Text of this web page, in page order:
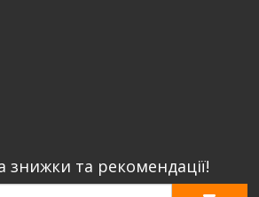
знижки та рекомендації!